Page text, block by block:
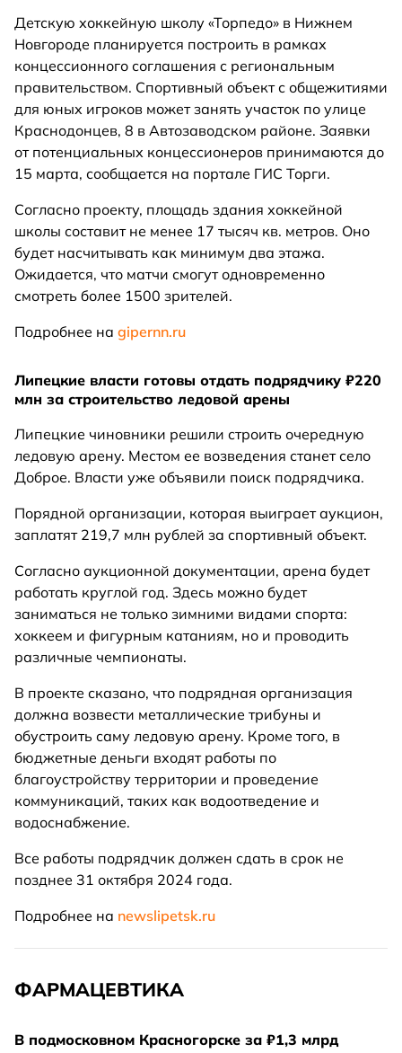
Детскую хоккейную школу «Торпедо» в Нижнем
Новгороде планируется построить в рамках
концессионного соглашения с региональным
правительством. Спортивный объект с общежитиями
для юных игроков может занять участок по улице
Краснодонцев, 8 в Автозаводском районе. Заявки
от потенциальных концессионеров принимаются до
15 марта, сообщается на портале ГИС Торги.
Согласно проекту, площадь здания хоккейной
школы составит не менее 17 тысяч кв. метров. Оно
будет насчитывать как минимум два этажа.
Ожидается, что матчи смогут одновременно
смотреть более 1500 зрителей.
Подробнее на gipernn.ru
Липецкие власти готовы отдать подрядчику ₽220
млн за строительство ледовой арены
Липецкие чиновники решили строить очередную
ледовую арену. Местом ее возведения станет село
Доброе. Власти уже объявили поиск подрядчика.
Порядной организации, которая выиграет аукцион,
заплатят 219,7 млн рублей за спортивный объект.
Согласно аукционной документации, арена будет
работать круглой год. Здесь можно будет
заниматься не только зимними видами спорта:
хоккеем и фигурным катаниям, но и проводить
различные чемпионаты.
В проекте сказано, что подрядная организация
должна возвести металлические трибуны и
обустроить саму ледовую арену. Кроме того, в
бюджетные деньги входят работы по
благоустройству территории и проведение
коммуникаций, таких как водоотведение и
водоснабжение.
Все работы подрядчик должен сдать в срок не
позднее 31 октября 2024 года.
Подробнее на newslipetsk.ru
ФАРМАЦЕВТИКА
В подмосковном Красногорске за ₽1,3 млрд